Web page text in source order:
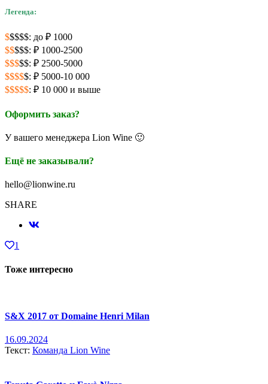
Легенда:
$$$$$: до ₽ 1000
$$$$$: ₽ 1000-2500
$$$$$: ₽ 2500-5000
$$$$$: ₽ 5000-10 000
$$$$$: ₽ 10 000 и выше
Оформить заказ?
У вашего менеджера Lion Wine 🙂
Ещё не заказывали?
hello@lionwine.ru
SHARE
1
Тоже интересно
S&X 2017 от Domaine Henri Milan
16.09.2024
Текст: Команда Lion Wine